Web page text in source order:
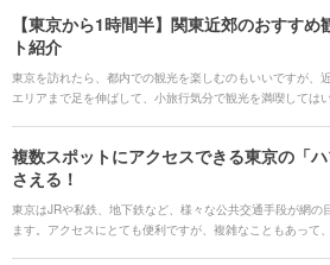
【東京から1時間半】関東近郊のおすすめ
ト紹介
東京を訪れたら、都内での観光を楽しむのもいいですが、
エリアまで足を伸ばして、小旅行気分で観光を満喫しては
けるエリアと、そのエリアおすすめのスポットをご紹介し
複数スポットにアクセスできる東京の「
さえる！
東京はJRや私鉄、地下鉄など、様々な公共交通手段が網の
ます。アクセスにとても便利ですが、複雑なこともあって